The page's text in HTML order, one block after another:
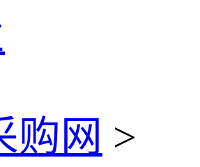
购网 >